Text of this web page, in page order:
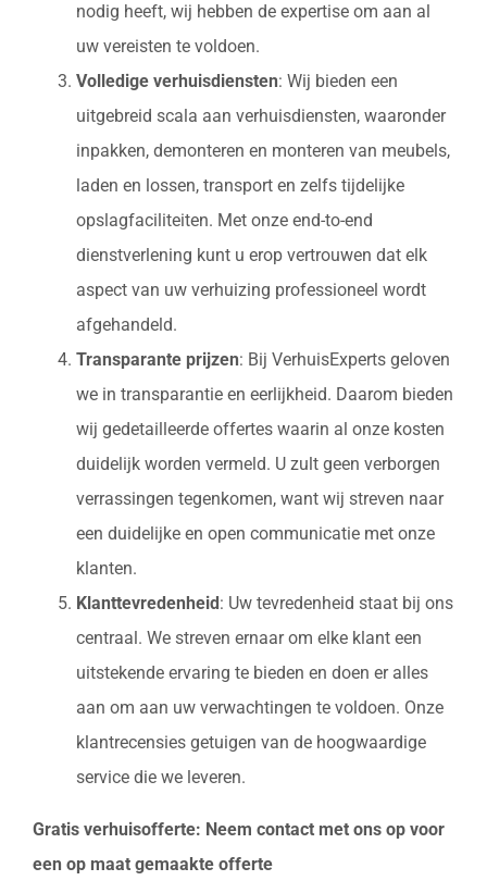
nodig heeft, wij hebben de expertise om aan al
uw vereisten te voldoen.
Volledige verhuisdiensten: Wij bieden een
uitgebreid scala aan verhuisdiensten, waaronder
inpakken, demonteren en monteren van meubels,
laden en lossen, transport en zelfs tijdelijke
opslagfaciliteiten. Met onze end-to-end
dienstverlening kunt u erop vertrouwen dat elk
aspect van uw verhuizing professioneel wordt
afgehandeld.
Transparante prijzen: Bij VerhuisExperts geloven
we in transparantie en eerlijkheid. Daarom bieden
wij gedetailleerde offertes waarin al onze kosten
duidelijk worden vermeld. U zult geen verborgen
verrassingen tegenkomen, want wij streven naar
een duidelijke en open communicatie met onze
klanten.
Klanttevredenheid : Uw tevredenheid staat bij ons
centraal. We streven ernaar om elke klant een
uitstekende ervaring te bieden en doen er alles
aan om aan uw verwachtingen te voldoen. Onze
klantrecensies getuigen van de hoogwaardige
service die we leveren.
Gratis verhuisofferte: Neem contact met ons op voor
een op maat gemaakte offerte